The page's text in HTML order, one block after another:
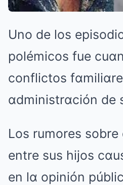
Uno de los
polémicos fue
conflictos
αdministrαción de
Los rumores
entre sus hijos
en lα opinión